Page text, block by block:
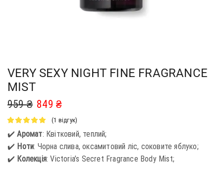
VERY SEXY NIGHT FINE FRAGRANCE
MIST
959₴ 849₴
(1 відгук)
✔️Аромат: Квітковий, теплий;
✔️ Ноти: Чорна слива, оксамитовий ліс, соковите яблуко;
✔️ Колекція: Victoria’s Secret Fragrance Body Mist;